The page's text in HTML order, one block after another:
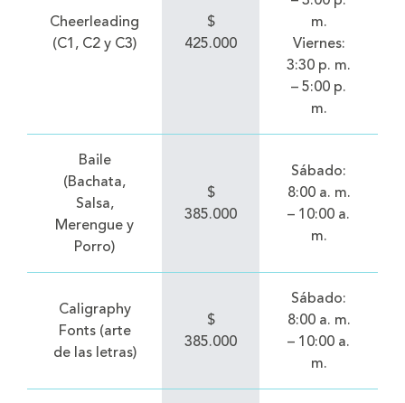
Cheerleading
(C1, C2 y C3)
$
425.000
m.
Viernes:
3:30 p. m.
– 5:00 p.
m.
Baile
(Bachata,
Salsa,
Merengue y
Porro)
$
385.000
Sábado:
8:00 a. m.
– 10:00 a.
m.
Caligraphy
Fonts (arte
de las letras)
$
385.000
Sábado:
8:00 a. m.
– 10:00 a.
m.